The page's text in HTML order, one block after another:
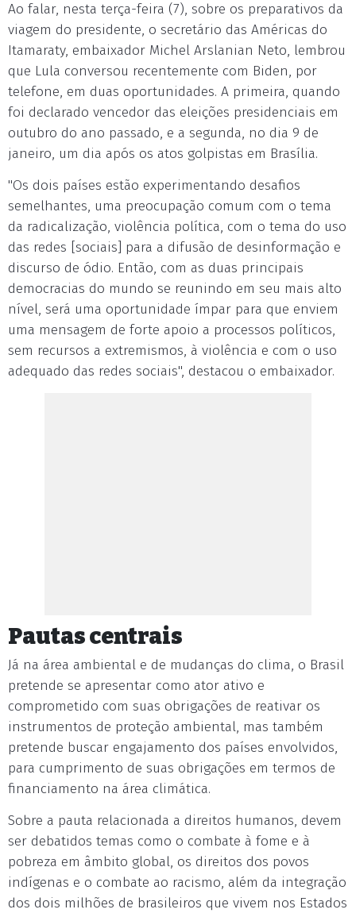
Ao falar, nesta terça-feira (7), sobre os preparativos da
viagem do presidente, o secretário das Américas do
Itamaraty, embaixador Michel Arslanian Neto, lembrou
que Lula conversou recentemente com Biden, por
telefone, em duas oportunidades. A primeira, quando
foi declarado vencedor das eleições presidenciais em
outubro do ano passado, e a segunda, no dia 9 de
janeiro, um dia após os atos golpistas em Brasília.
"Os dois países estão experimentando desafios
semelhantes, uma preocupação comum com o tema
da radicalização, violência política, com o tema do uso
das redes [sociais] para a difusão de desinformação e
discurso de ódio. Então, com as duas principais
democracias do mundo se reunindo em seu mais alto
nível, será uma oportunidade ímpar para que enviem
uma mensagem de forte apoio a processos políticos,
sem recursos a extremismos, à violência e com o uso
adequado das redes sociais", destacou o embaixador.
Pautas centrais
Já na área ambiental e de mudanças do clima, o Brasil
pretende se apresentar como ator ativo e
comprometido com suas obrigações de reativar os
instrumentos de proteção ambiental, mas também
pretende buscar engajamento dos países envolvidos,
para cumprimento de suas obrigações em termos de
financiamento na área climática.
Sobre a pauta relacionada a direitos humanos, devem
ser debatidos temas como o combate à fome e à
pobreza em âmbito global, os direitos dos povos
indígenas e o combate ao racismo, além da integração
dos dois milhões de brasileiros que vivem nos Estados